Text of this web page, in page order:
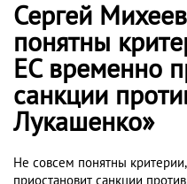
Сергей
понятны
ЕС временно
санкции
Лукашенко»
Не совсем понятны
приостановит санкции